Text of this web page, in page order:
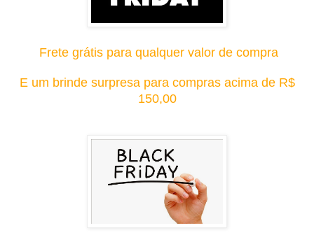
Frete grátis para qualquer valor de compra
E um brinde surpresa para compras acima de R$
150,00